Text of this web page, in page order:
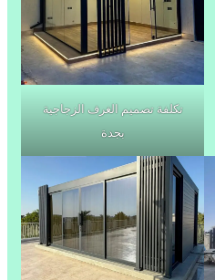
تكلفة تصميم الغرف الزجاجية
بجدة